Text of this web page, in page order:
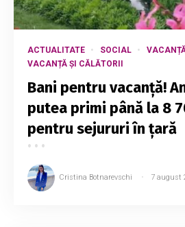
ACTUALITATE SOCIAL
VACANȚĂ ȘI CĂLĂTORII
Bani pentru vacanță!
putea primi până la 8
pentru sejururi în țară
Cristina Botnarevschi 7 august